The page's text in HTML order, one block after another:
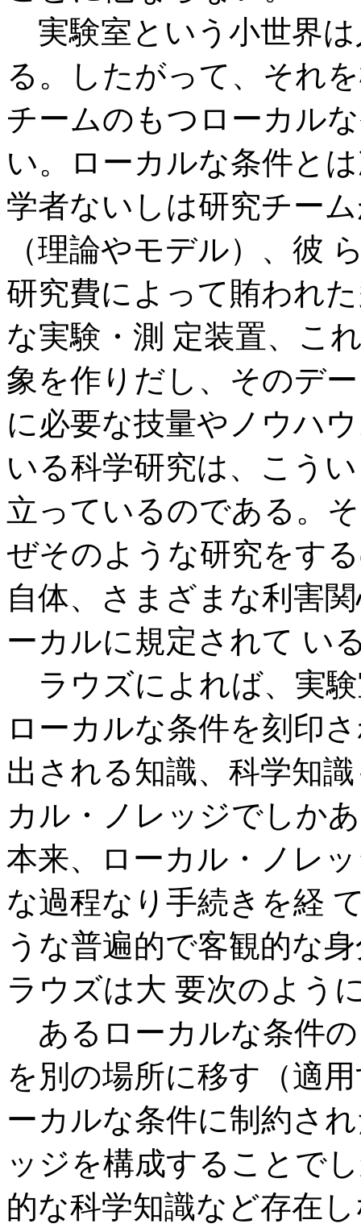
実験室という小世界
る。したがって、それ
チームのもつローカル
い。ローカルな条件と
学者ないしは研究チー
（理論やモデル）、彼
研究費によって賄われ
な実験・測 定装置、こ
象を作りだし、そのデ
に必要な技量やノウハ
いる科学研究は、こう
立っているのである。
ぜそのような研究をす
自体、さまざまな利害
ーカルに規定されて い
ラウズによれば、実
ローカルな条件を刻印
出される知識、科学知
カル・ノレッジでしか
本来、ローカル・ノレ
な過程なり手続きを経
うな普遍的で客観的な
ラウズは大 要次のよう
あるローカルな条件
を別の場所に移す（適
ーカルな条件に制約さ
ッジを構成することで
的な科学知識など存在